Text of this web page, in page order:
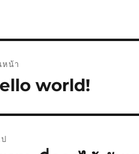
าง
หน้า
:
world!